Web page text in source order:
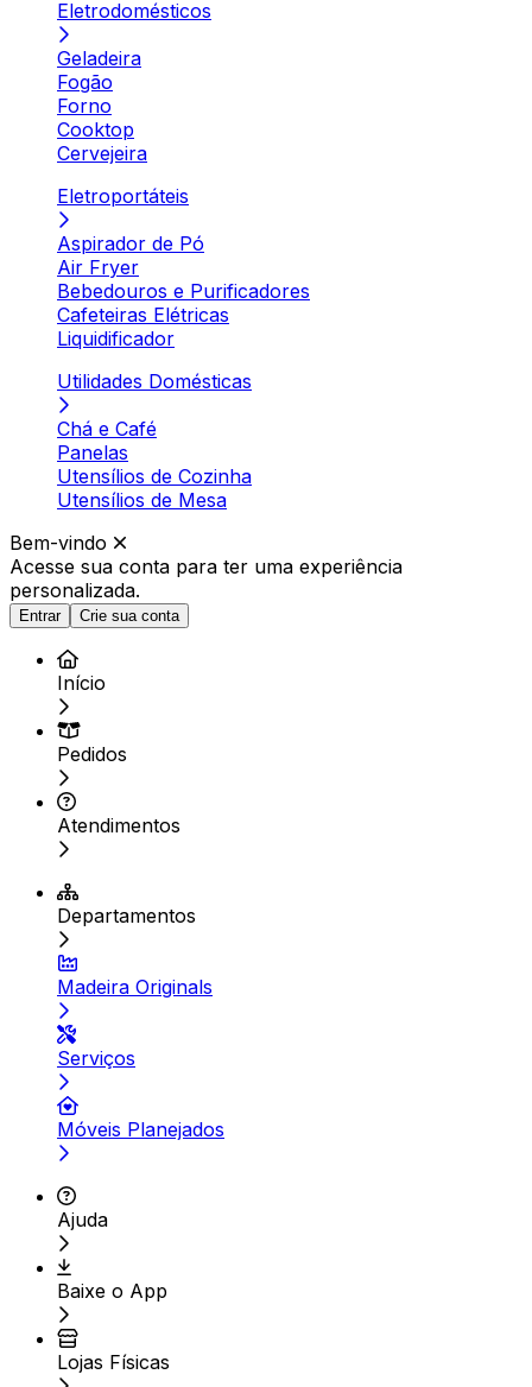
Eletrodomésticos
Geladeira
Fogão
Forno
Cooktop
Cervejeira
Eletroportáteis
Aspirador de Pó
Air Fryer
Bebedouros e Purificadores
Cafeteiras Elétricas
Liquidificador
Utilidades Domésticas
Chá e Café
Panelas
Utensílios de Cozinha
Utensílios de Mesa
Bem-vindo
Acesse sua conta para ter uma experiência
personalizada.
Entrar Crie sua conta
Início
Pedidos
Atendimentos
Departamentos
Madeira Originals
Serviços
Móveis Planejados
Ajuda
Baixe o App
Lojas Físicas